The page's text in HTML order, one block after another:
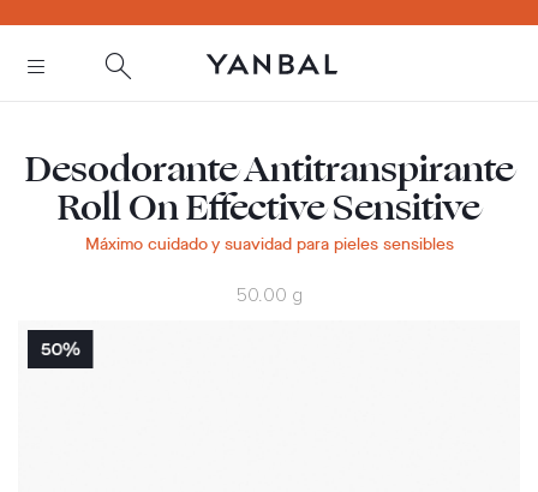
Desodorante Antitranspirante
Roll On Effective Sensitive
Máximo cuidado y suavidad para pieles sensibles
50.00 g